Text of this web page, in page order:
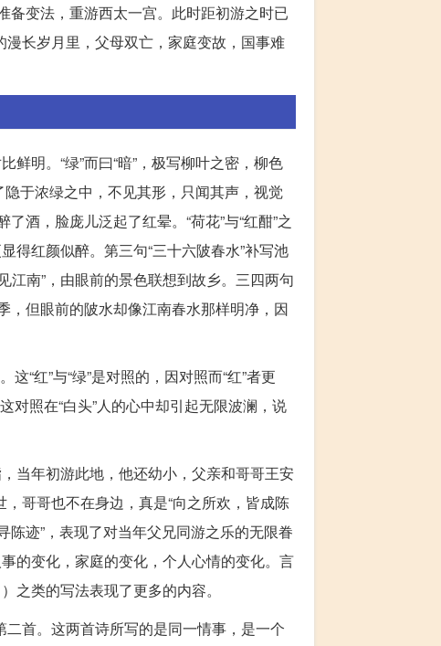
变法，重游西太一宫。此时距初游之时已
长岁月里，父母双亡，家庭变故，国事难
明。“绿”而曰“暗”，极写柳叶之密，柳色
隐于浓绿之中，不见其形，只闻其声，视觉
酒，脸庞儿泛起了红晕。“荷花”与“红酣”之
得红颜似醉。第三句“三十六陂春水”补写池
南”，由眼前的景色联想到故乡。三四两句
，但眼前的陂水却像江南春水那样明净，因
“红”与“绿”是对照的，因对照而“红”者更
对照在“白头”人的心中却引起无限波澜，说
当年初游此地，他还幼小，父亲和哥哥王安
哥哥也不在身边，真是“向之所欢，皆成陈
迹”，表现了对当年父兄同游之乐的无限眷
的变化，家庭的变化，个人心情的变化。言
之类的写法表现了更多的内容。
首。这两首诗所写的是同一情事，是一个